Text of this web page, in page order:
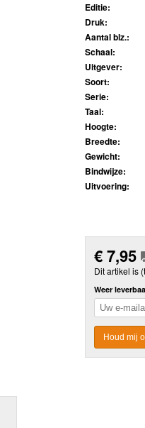
Editie:
Druk:
Aantal blz.:
Schaal:
Uitgever:
Soort:
Serie:
Taal:
Hoogte:
Breedte:
Gewicht:
Bindwijze:
Uitvoering:
€7,95
Dit artikel is
Weer
Houd mij